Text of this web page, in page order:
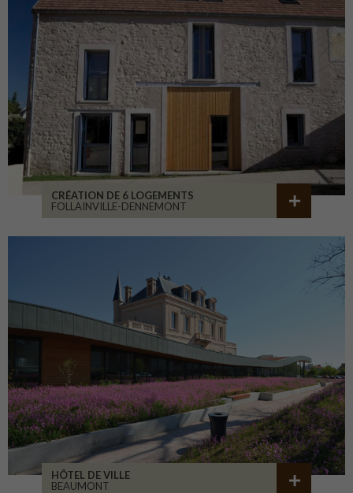
CRÉATION DE 6 LOGEMENTS
FOLLAINVILLE-DENNEMONT
HÔTEL DE VILLE
BEAUMONT